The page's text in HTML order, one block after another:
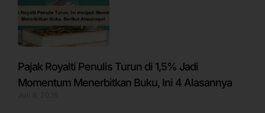
Pajak Royalti Penulis Turun di 1,5% Jadi
Momentum Menerbitkan Buku, Ini 4 Alasannya